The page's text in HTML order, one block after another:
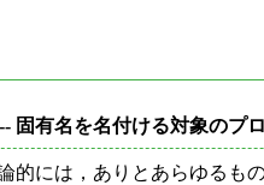
固有名を名付ける対象のプ
には，ありとあらゆるも